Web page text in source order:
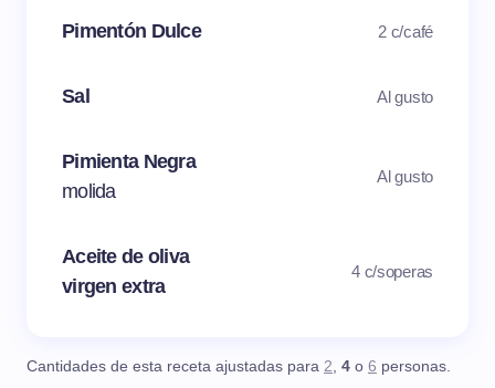
Pimentón Dulce 2 c/café
Sal Al gusto
Pimienta Negra
molida
Al gusto
Aceite de oliva
virgen extra
4 c/soperas
Cantidades de esta receta ajustadas para 2, 4 o 6 personas.